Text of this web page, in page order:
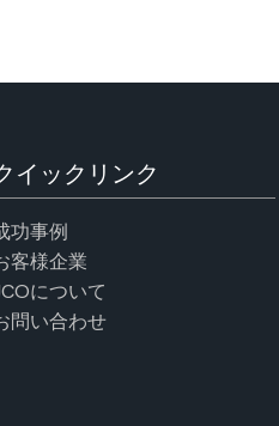
イックリンク
功事例
客様企業
について
問い合わせ